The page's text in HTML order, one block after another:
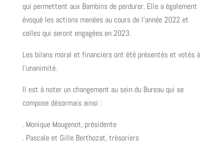
qui permettent aux Bambins de perdurer. Elle a également
évoqué les actions menées au cours de l’année 2022 et
celles qui seront engagées en 2023.
Les bilans moral et financiers ont été présentés et votés à
l’unanimité.
Il est à noter un changement au sein du Bureau qui se
compose désormaisainsi :
. Monique Mougenot, présidente
. Pascale et Gille Berthozat, trésoriers